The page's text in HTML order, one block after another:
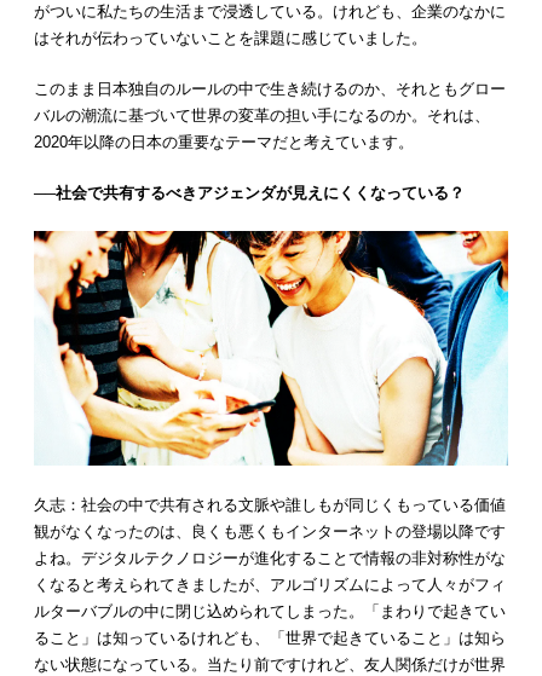
がついに私たちの生活まで浸透している。けれども、企業のなかに
はそれが伝わっていないことを課題に感じていました。
このまま日本独自のルールの中で生き続けるのか、それともグロー
バルの潮流に基づいて世界の変革の担い手になるのか。それは、
2020年以降の日本の重要なテーマだと考えています。
──社会で共有するべきアジェンダが見えにくくなっている？
久志：社会の中で共有される文脈や誰しもが同じくもっている価値
観がなくなったのは、良くも悪くもインターネットの登場以降です
よね。デジタルテクノロジーが進化することで情報の非対称性がな
くなると考えられてきましたが、アルゴリズムによって人々がフィ
ルターバブルの中に閉じ込められてしまった。「まわりで起きてい
ること」は知っているけれども、「世界で起きていること」は知ら
ない状態になっている。当たり前ですけれど、友人関係だけが世界